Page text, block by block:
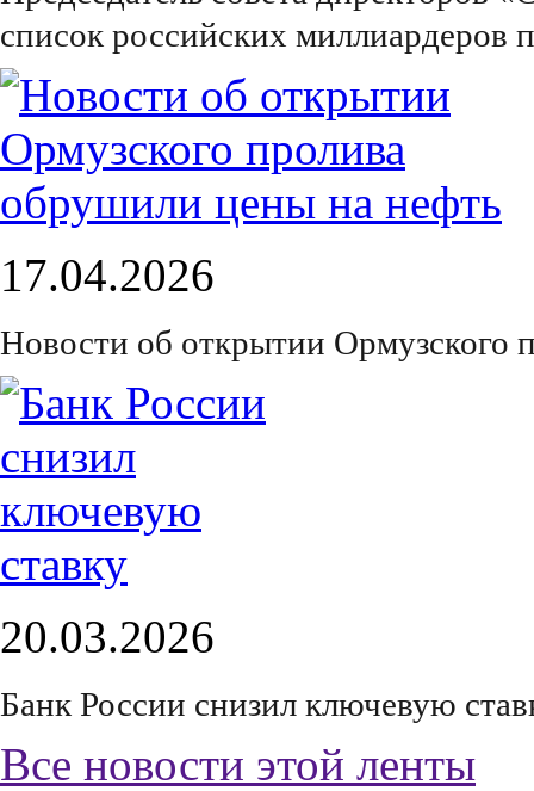
список российских миллиардеров
17.04.2026
Новости об открытии Ормузского
20.03.2026
Банк России снизил ключевую
Все новости этой ленты